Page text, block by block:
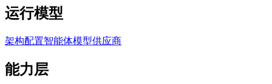
运行模型
架构配置智能体模型供应商
能力层